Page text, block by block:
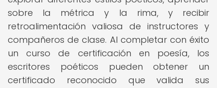
sobre la métrica y la rima, y recibir
retroalimentación valiosa de instructores y
compañeros de clase. Al completar con éxito
un curso de certificación en poesía, los
escritores poéticos pueden obtener un
certificado reconocido que valida sus